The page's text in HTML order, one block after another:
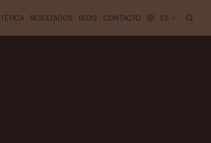
RESULTADOS BLOG CONTACTO ES